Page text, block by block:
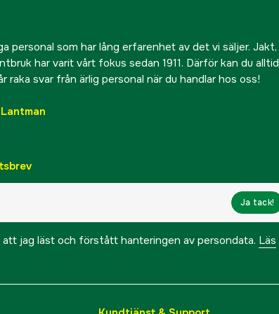
personal som har lång erfarenhet av det vi säljer. Jakt,
har varit vårt fokus sedan 1911. Därför kan du alltid
raka svar från ärlig personal när du handlar hos oss!
Ja tack!
att jag läst och förstått hanteringen av persondata. Läs